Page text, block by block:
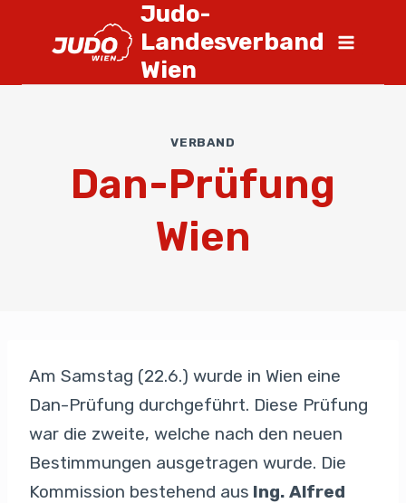
Judo-
Landesverband
Wien
VERBAND
Dan-Prüfung
Wien
Am Samstag (22.6.) wurde in Wien eine
Dan-Prüfung durchgeführt. Diese Prüfung
war die zweite, welche nach den neuen
Bestimmungen ausgetragen wurde. Die
Kommission bestehend aus Ing. Alfred